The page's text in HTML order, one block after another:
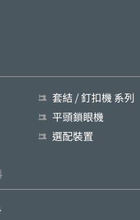
套結 / 釘扣機 系列
平頭鎖眼機
選配裝置